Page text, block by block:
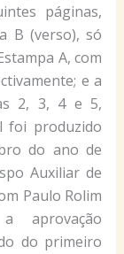
páginas,
B (verso), só
A, com
e a
2, 3, 4 e 5,
foi produzido
do ano de
Auxiliar de
Paulo Rolim
aprovação
do primeiro